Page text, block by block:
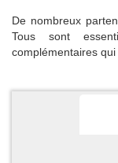
De nombreux
Tous sont
complémentaires